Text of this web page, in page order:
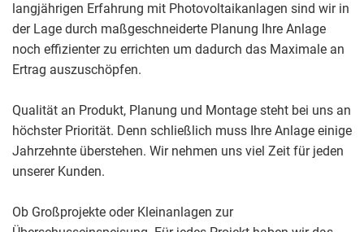
langjährigen Erfahrung mit Photovoltaikanlagen sind wir in
der Lage durch maßgeschneiderte Planung Ihre Anlage
noch effizienter zu errichten um dadurch das Maximale an
Ertrag auszuschöpfen.
Qualität an Produkt, Planung und Montage steht bei uns an
höchster Priorität. Denn schließlich muss Ihre Anlage einige
Jahrzehnte überstehen. Wir nehmen uns viel Zeit für jeden
unserer Kunden.
Ob Großprojekte oder Kleinanlagen zur